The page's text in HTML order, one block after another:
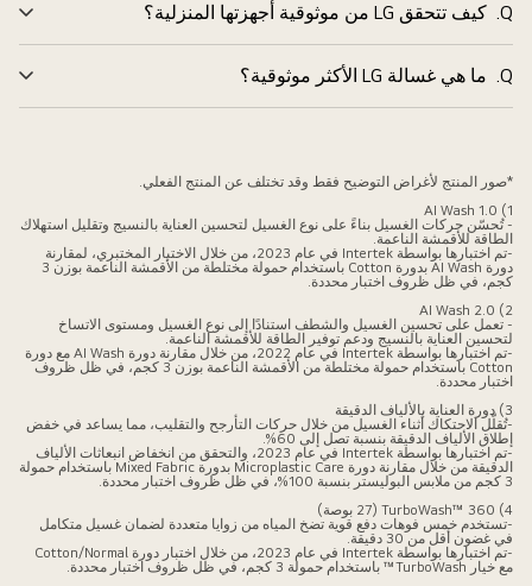
Q. كيف تتحقق LG من موثوقية أجهزتها المنزلية؟
Q. ما هي غسالة LG الأكثر موثوقية؟
*صور المنتج لأغراض التوضيح فقط وقد تختلف عن المنتج الفعلي.
1) AI Wash 1.0
- تُحسّن حركات الغسيل بناءً على نوع الغسيل لتحسين العناية بالنسيج وتقليل استهلاك
الطاقة للأقمشة الناعمة.
-تم اختبارها بواسطة Intertek في عام 2023، من خلال الاختبار المختبري، لمقارنة
دورة AI Wash بدورة Cotton باستخدام حمولة مختلطة من الأقمشة الناعمة بوزن 3
كجم، في ظل ظروف اختبار محددة.
2) AI Wash 2.0
- تعمل على تحسين الغسيل والشطف استنادًا إلى نوع الغسيل ومستوى الاتساخ
لتحسين العناية بالنسيج ودعم توفير الطاقة للأقمشة الناعمة.
-تم اختبارها بواسطة Intertek في عام 2022، من خلال مقارنة دورة AI Wash مع دورة
Cotton باستخدام حمولة مختلطة من الأقمشة الناعمة بوزن 3 كجم، في ظل ظروف
اختبار محددة.
3) دورة العناية بالألياف الدقيقة
-تُقلّل الاحتكاك أثناء الغسيل من خلال حركات التأرجح والتقليب، مما يساعد في خفض
إطلاق الألياف الدقيقة بنسبة تصل إلى 60%.
-تم اختبارها بواسطة Intertek في عام 2023، والتحقق من انخفاض انبعاثات الألياف
الدقيقة من خلال مقارنة دورة Microplastic Care بدورة Mixed Fabric باستخدام حمولة
3 كجم من ملابس البوليستر بنسبة 100%، في ظل ظروف اختبار محددة.
4) TurboWash™ 360 (27 بوصة)
-تستخدم خمس فوهات دفع قوية تضخ المياه من زوايا متعددة لضمان غسيل متكامل
في غضون أقل من 30 دقيقة.
-تم اختبارها بواسطة Intertek في عام 2023، من خلال اختبار دورة Cotton/Normal
مع خيار TurboWash™ باستخدام حمولة 3 كجم، في ظل ظروف اختبار محددة.